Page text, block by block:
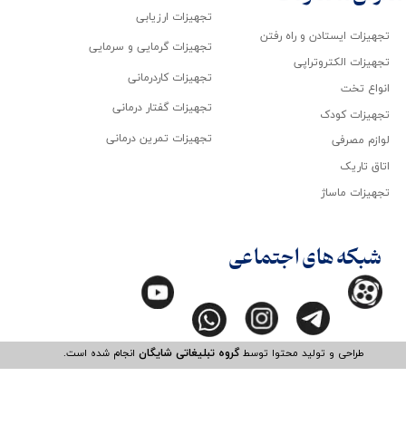
طراحی و تولید محتوا توسطگروه تبلیغاتی شایگانانجام شده است.​​​​​​​
تجهیزات ایستادن و راه رفتن
تجهیزات الکتروتراپی
انواع تخت
تجهیزات کودک
لوازم مصرفی
اتاق تاریک
تجهیزات ماساژ
تجهیزات ارزیابی
تجهیزات گرمایی و سرمایی
تجهیزات کاردرمانی
تجهیزات گفتار درمانی
تجهیزات تمرین درمانی
شبکه های اجتماعی